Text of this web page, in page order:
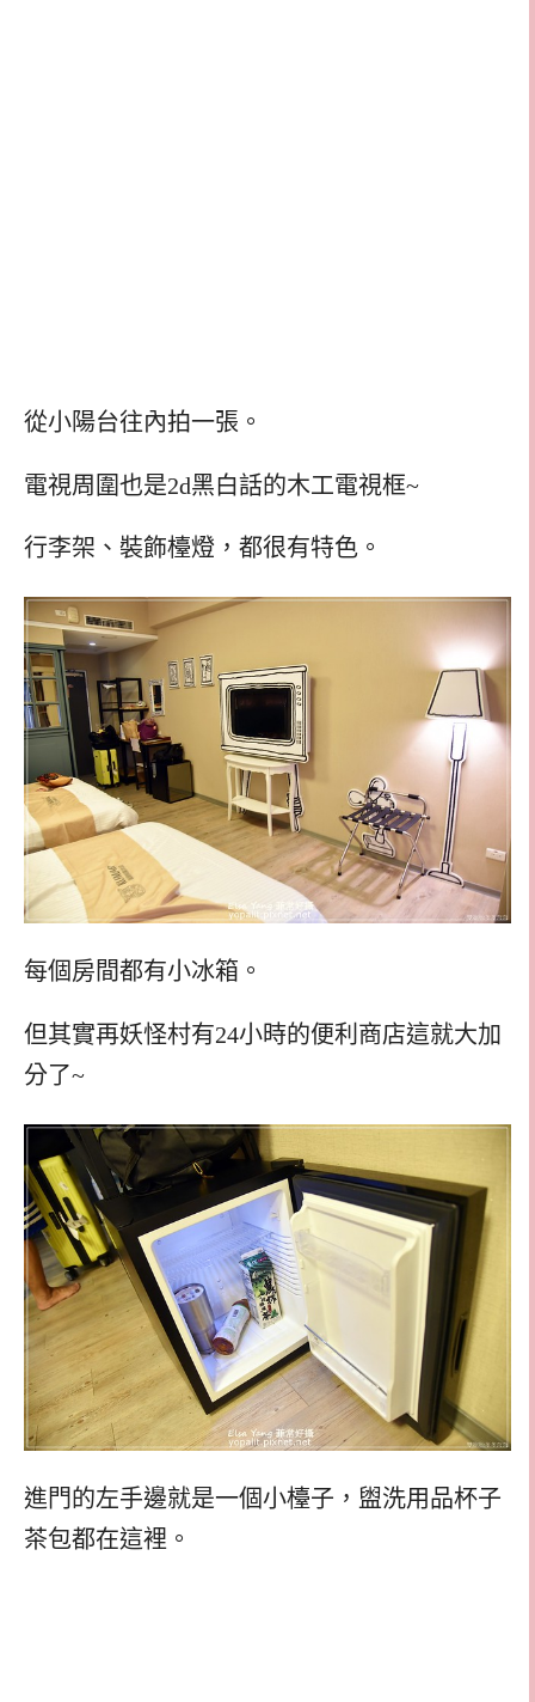
從小陽台往內拍一張。
電視周圍也是2d黑白話的木工電視框~
行李架、裝飾檯燈，都很有特色。
每個房間都有小冰箱。
但其實再妖怪村有24小時的便利商店這就大加
分了~
進門的左手邊就是一個小檯子，盥洗用品杯子
茶包都在這裡。